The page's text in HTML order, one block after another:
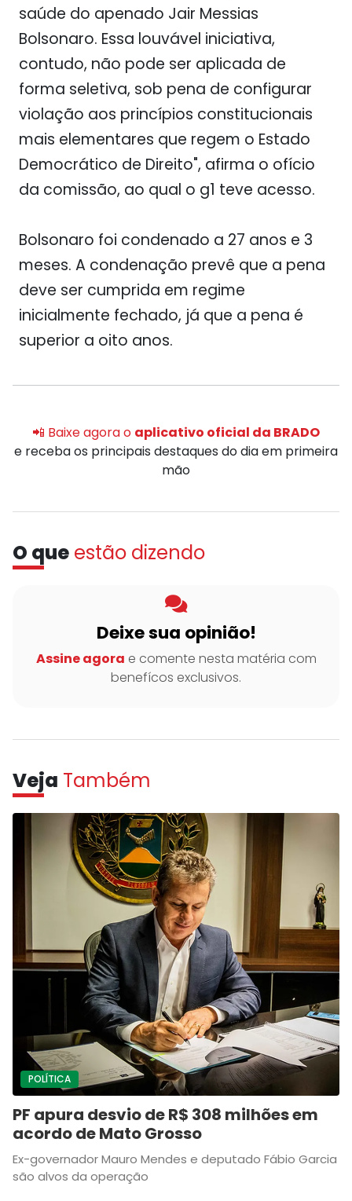
saúde do apenado Jair Messias
Bolsonaro. Essa louvável iniciativa,
contudo, não pode ser aplicada de
forma seletiva, sob pena de configurar
violação aos princípios constitucionais
mais elementares que regem o Estado
Democrático de Direito", afirma o ofício
da comissão, ao qual o g1 teve acesso.
Bolsonaro foi condenado a 27 anos e 3
meses. A condenação prevê que a pena
deve ser cumprida em regime
inicialmente fechado, já que a pena é
superior a oito anos.
📲 Baixe agora o aplicativo oficial da BRADO
e receba os principais destaques do dia em primeira
mão
O que estão dizendo
Deixe sua opinião!
Assine agora e comente nesta matéria com
benefícos exclusivos.
Veja Também
POLÍTICA
PF apura desvio de R$ 308 milhões em
acordo de Mato Grosso
Ex-governador Mauro Mendes e deputado Fábio Garcia
são alvos da operação